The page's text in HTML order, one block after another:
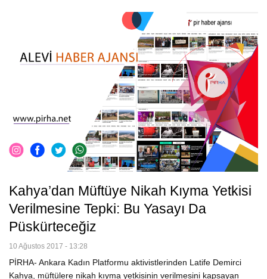
Kahya’dan Müftüye Nikah Kıyma Yetkisi
Verilmesine Tepki: Bu Yasayı Da
Püskürteceğiz
10 Ağustos 2017 - 13:28
PİRHA- Ankara Kadın Platformu aktivistlerinden Latife Demirci
Kahya, müftülere nikah kıyma yetkisinin verilmesini kapsayan